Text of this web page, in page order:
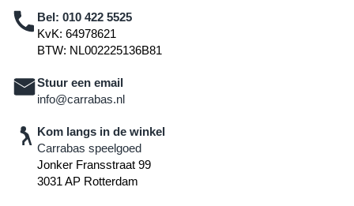
Bel: 010 422 5525
KvK: 64978621
BTW: NL002225136B81
Stuur een email
info@carrabas.nl
Kom langs in de winkel
Carrabas speelgoed
Jonker Fransstraat 99
3031 AP Rotterdam